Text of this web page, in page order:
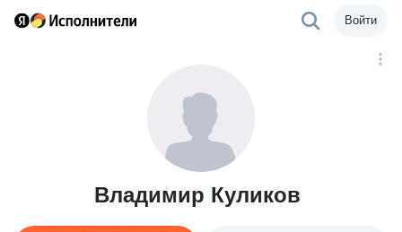
Войти
Владимир Куликов